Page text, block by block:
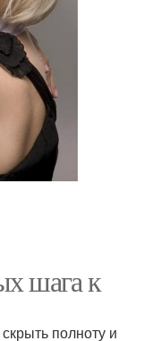
шага к
полноту и